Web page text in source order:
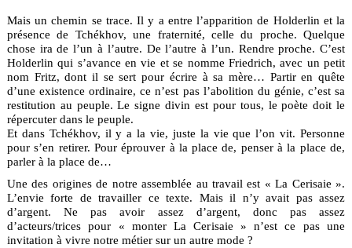
Mais un chemin se trace. Il y a entre l’apparition de Holderlin et la
présence de Tchékhov, une fraternité, celle du proche. Quelque
chose ira de l’un à l’autre. De l’autre à l’un. Rendre proche. C’est
Holderlin qui s’avance en vie et se nomme Friedrich, avec un petit
nom Fritz, dont il se sert pour écrire à sa mère… Partir en quête
d’une existence ordinaire, ce n’est pas l’abolition du génie, c’est sa
restitution au peuple. Le signe divin est pour tous, le poète doit le
répercuter dans le peuple.
Et dans Tchékhov, il y a la vie, juste la vie que l’on vit. Personne
pour s’en retirer. Pour éprouver à la place de, penser à la place de,
parler à la place de…
Une des origines de notre assemblée au travail est « La Cerisaie ».
L’envie forte de travailler ce texte. Mais il n’y avait pas assez
d’argent. Ne pas avoir assez d’argent, donc pas assez
d’acteurs/trices pour « monter La Cerisaie » n’est ce pas une
invitation à vivre notre métier sur un autre mode ?